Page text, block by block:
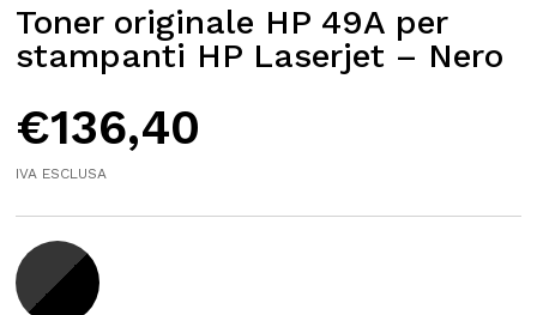
Toner originale HP 49A per
stampanti HP Laserjet – Nero
€136,40
IVA ESCLUSA